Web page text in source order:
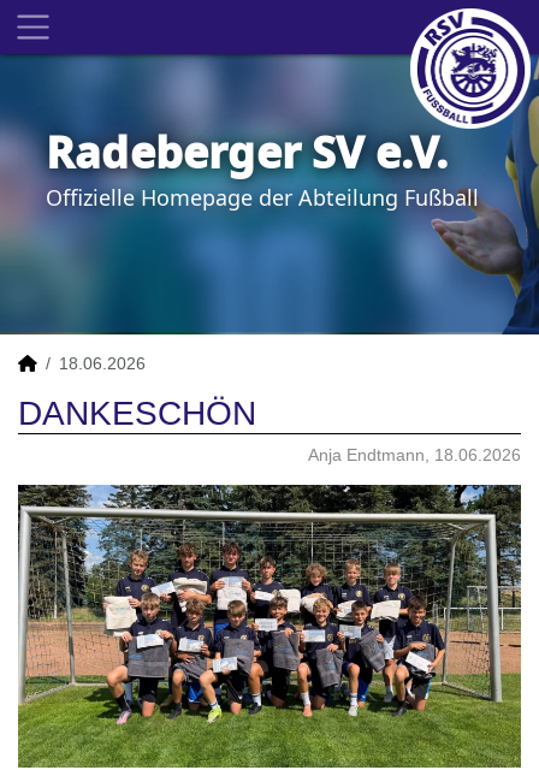
Radeberger SV e.V.
Offizielle Homepage der Abteilung Fußball
18.06.2026
DANKESCHÖN
Anja Endtmann, 18.06.2026